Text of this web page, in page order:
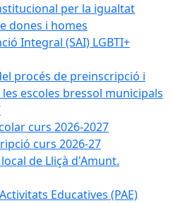
per la igualtat
dones i homes
Integral (SAI) LGBTI+
procés de preinscripció i
escoles bressol municipals
curs 2026-2027
curs 2026-27
de Lliçà d'Amunt.
Educatives (PAE)